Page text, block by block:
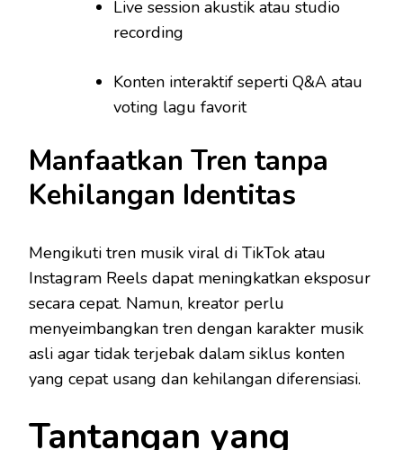
Live session akustik atau studio
recording
Konten interaktif seperti Q&A atau
voting lagu favorit
Manfaatkan Tren tanpa
Kehilangan Identitas
Mengikuti tren musik viral di TikTok atau
Instagram Reels dapat meningkatkan eksposur
secara cepat. Namun, kreator perlu
menyeimbangkan tren dengan karakter musik
asli agar tidak terjebak dalam siklus konten
yang cepat usang dan kehilangan diferensiasi.
Tantangan yang